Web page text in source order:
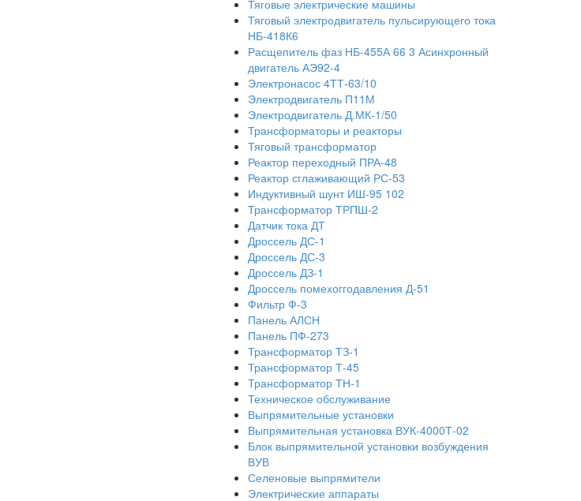
Тяговые электрические машины
Тяговый электродвигатель пульсирующего тока
НБ-418К6
Расщепитель фаз НБ-455А 66 3 Асинхронный
двигатель АЭ92-4
Электронасос 4ТТ-63/10
Электродвигатель П11М
Электродвигатель Д.МК-1/50
Трансформаторы и реакторы
Тяговый трансформатор
Реактор переходный ПРА-48
Реактор сглаживающий РС-53
Индуктивный шунт ИШ-95 102
Трансформатор ТРПШ-2
Датчик тока ДТ
Дроссель ДС-1
Дроссель ДС-3
Дроссель ДЗ-1
Дроссель помехоггодавления Д-51
Фильтр Ф-3
Панель АЛСН
Панель ПФ-273
Трансформатор ТЗ-1
Трансформатор Т-45
Трансформатор ТН-1
Техническое обслуживание
Выпрямительные установки
Выпрямительная установка ВУК-4000Т-02
Блок выпрямительной установки возбуждения
ВУВ
Селеновые выпрямители
Электрические аппараты